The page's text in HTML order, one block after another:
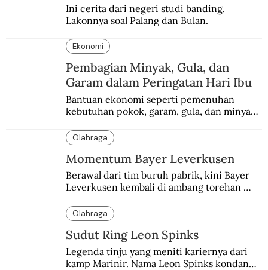
Ini cerita dari negeri studi banding.
Lakonnya soal Palang dan Bulan.
Ekonomi
Pembagian Minyak, Gula, dan
Garam dalam Peringatan Hari Ibu
Bantuan ekonomi seperti pemenuhan
kebutuhan pokok, garam, gula, dan minyak
peringatan Hari Ibu.
Olahraga
Momentum Bayer Leverkusen
Berawal dari tim buruh pabrik, kini Bayer
Leverkusen kembali di ambang torehan
“Neverkusen”.
Olahraga
Sudut Ring Leon Spinks
Legenda tinju yang meniti kariernya dari
kamp Marinir. Nama Leon Spinks kondang